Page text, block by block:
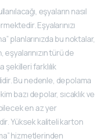
eşyaların nasıl
Eşyalarınızı
planlarınızda bu noktalar,
türü de
farklılık
Bu nedenle, depolama
bazı depolar, sıcaklık ve
en az yer
Yüksek kaliteli karton
hizmetlerinden